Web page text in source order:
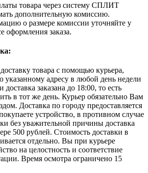
товара через систему СПЛИТ
дополнительную комиссию.
о размере комиссии уточняйте у
оформления заказа.
товара с помощью курьера,
указанному адресу в любой день недели
доставка заказана до 18:00, то есть
в тот же день. Курьер обязательно Вам
Доставка по городу предоставляется
устройство, в противном случае
без уважительной причины доставка
500 рублей. Стоимость доставки в
отдельно. Вы при курьере
на целостность и соответствие
Время осмотра ограничено 15